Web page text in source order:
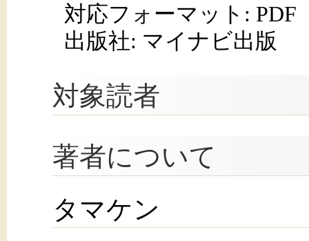
対応フォーマット: PDF
出版社: マイナビ出版
対象読者
著者について
タマケン